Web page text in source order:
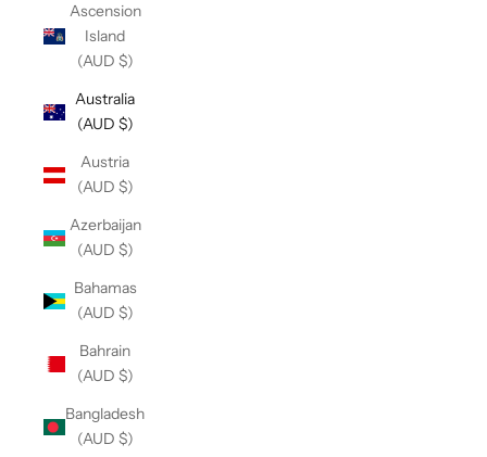
Ascension
Island
(AUD $)
Australia
(AUD $)
Austria
(AUD $)
Azerbaijan
(AUD $)
Bahamas
(AUD $)
Bahrain
(AUD $)
Bangladesh
(AUD $)